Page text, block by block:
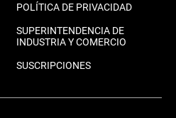
POLÍTICA DE PRIVACIDAD
SUPERINTENDENCIA DE
INDUSTRIA Y COMERCIO
SUSCRIPCIONES